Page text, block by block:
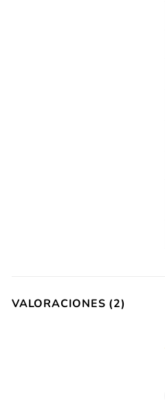
VALORACIONES (2)